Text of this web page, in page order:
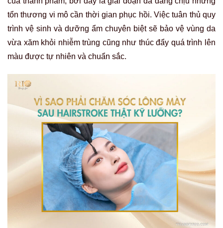
tổn thương vi mô cần thời gian phục hồi. Việc tuân thủ quy
trình vệ sinh và dưỡng ẩm chuyên biệt sẽ bảo vệ vùng da
vừa xăm khỏi nhiễm trùng cũng như thúc đẩy quá trình lên
màu được tự nhiên và chuẩn sắc.